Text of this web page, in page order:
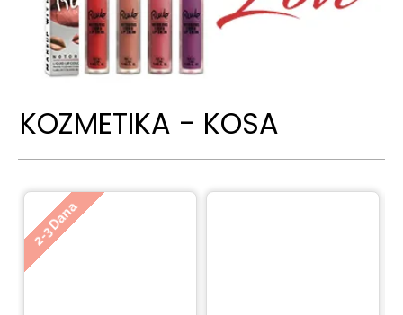
KOZMETIKA - KOSA
2-3 Dana